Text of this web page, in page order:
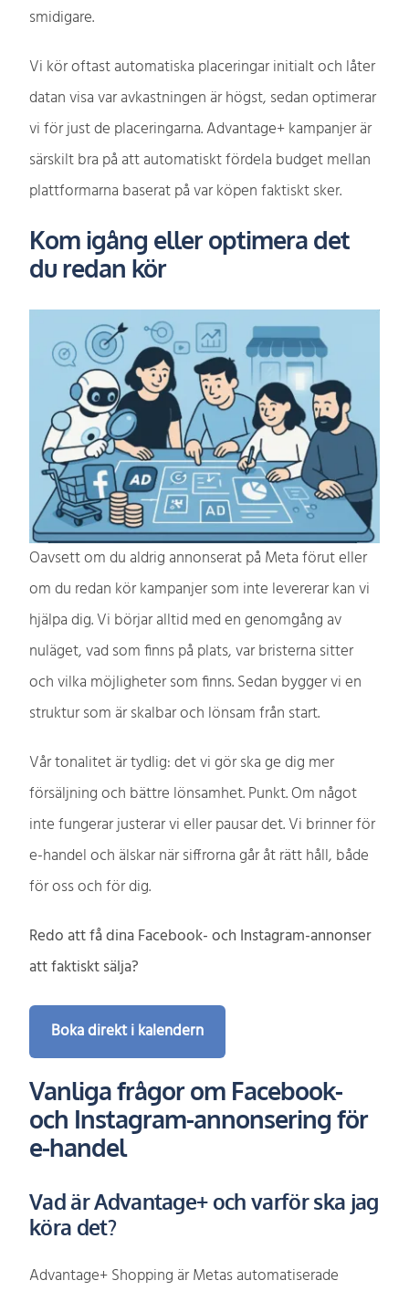
smidigare.
Vi kör oftast automatiska placeringar initialt och låter
datan visa var avkastningen är högst, sedan optimerar
vi för just de placeringarna. Advantage+ kampanjer är
särskilt bra på att automatiskt fördela budget mellan
plattformarna baserat på var köpen faktiskt sker.
Kom igång eller optimera det
du redan kör
Oavsett om du aldrig annonserat på Meta förut eller
om du redan kör kampanjer som inte levererar kan vi
hjälpa dig. Vi börjar alltid med en genomgång av
nuläget, vad som finns på plats, var bristerna sitter
och vilka möjligheter som finns. Sedan bygger vi en
struktur som är skalbar och lönsam från start.
Vår tonalitet är tydlig: det vi gör ska ge dig mer
försäljning och bättre lönsamhet. Punkt. Om något
inte fungerar justerar vi eller pausar det. Vi brinner för
e-handel och älskar när siffrorna går åt rätt håll, både
för oss och för dig.
Redo att få dina Facebook- och Instagram-annonser
att faktiskt sälja?
Boka direkt i kalendern
Vanliga frågor om Facebook-
och Instagram-annonsering för
e-handel
Vad är Advantage+ och varför ska jag
köra det?
Advantage+ Shopping är Metas automatiserade